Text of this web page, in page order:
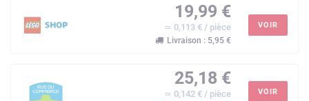
19,99 €
≃ 0,113 € / pièce
Livraison : 5,95 €
VOIR
25,18 €
≃ 0,142 € / pièce VOIR